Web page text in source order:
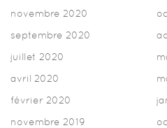
novembre 2020
septembre 2020
juillet 2020
avril 2020
février 2020
novembre 2019